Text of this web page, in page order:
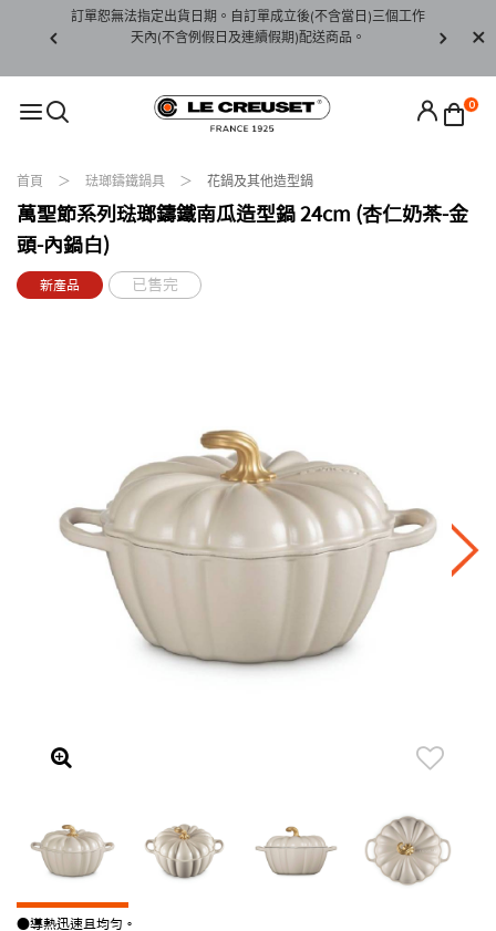
下水)，若
訂單恕無法指定出貨日期。自訂單成立後(不含當日)三個工作
天內(不含例假日及連續假期)配送商品。
請至
0
首頁 琺瑯鑄鐵鍋具 花鍋及其他造型鍋
萬聖節系列琺瑯鑄鐵南瓜造型鍋 24cm (杏仁奶茶-金
頭-內鍋白)
新產品 已售完
●導熱迅速且均勻。